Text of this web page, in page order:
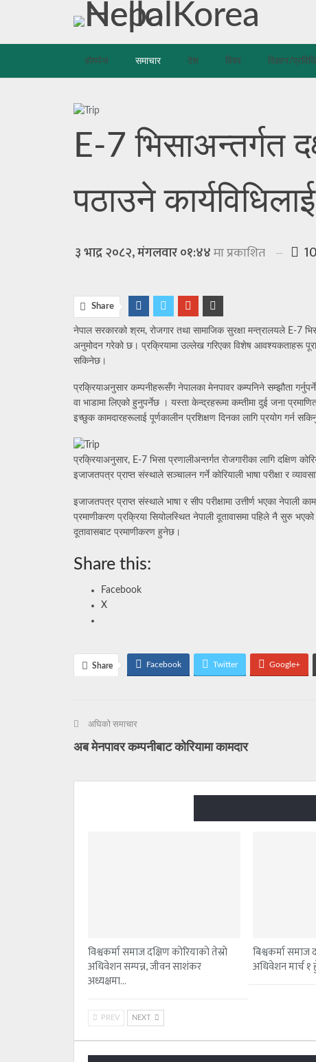
होमपेज समाचार देश विश्व विज्ञान/प्रविधि
E-7 भिसाअन्तर्गत
पठाउने
३ भाद्र २०८२, मंगलवार ०१:४४मा प्रकाशित
Share
नेपाल सरकारको श्रम, रोजगार तथा सामाजिक सुरक्षा मन्त्रालयले E-7
अनुमोदन गरेको छ। प्रक्रियामा उल्लेख गरिएका विशेष आवश्यकताहरू
सकिनेछ।
प्रक्रियाअनुसार कम्पनीहरूसँग नेपालका मेनपावर कम्पनिने सम्झौता
वा भाडामा लिएको हुनुपर्नेछ । यस्ता केन्द्रहरूमा कम्तीमा दुई जना
इच्छुक कामदारहरूलाई पूर्णकालीन प्रशिक्षण दिनका लागि प्रयोग गर्न
प्रक्रियाअनुसार, E-7 भिसा प्रणालीअन्तर्गत रोजगारीका लागि दक्षिण
इजाजतपत्र प्राप्त संस्थाले सञ्चालन गर्ने कोरियाली भाषा परीक्षा र
इजाजतपत्र प्राप्त संस्थाले भाषा र सीप परीक्षामा उत्तीर्ण भएका नेपाली
प्रमाणीकरण प्रक्रिया सियोलस्थित नेपाली दूतावासमा पहिले नै सुरु
दूतावासबाट प्रमाणीकरण हुनेछ।
Share this:
Facebook
X
Share Facebook Twitter Google+
अघिको समाचार
अब मेनपावर कम्पनीबाट कोरियामा कामदार
विश्वकर्मा समाज दक्षिण कोरियाको तेस्रो
अधिवेशन सम्पन्न, जीवन साशंकर
अध्यक्षमा…
बिश्वकर्मा समाज
अधिवेशन मार्च १
PREV NEXT